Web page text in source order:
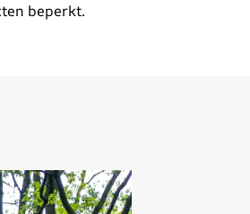
beperkt.